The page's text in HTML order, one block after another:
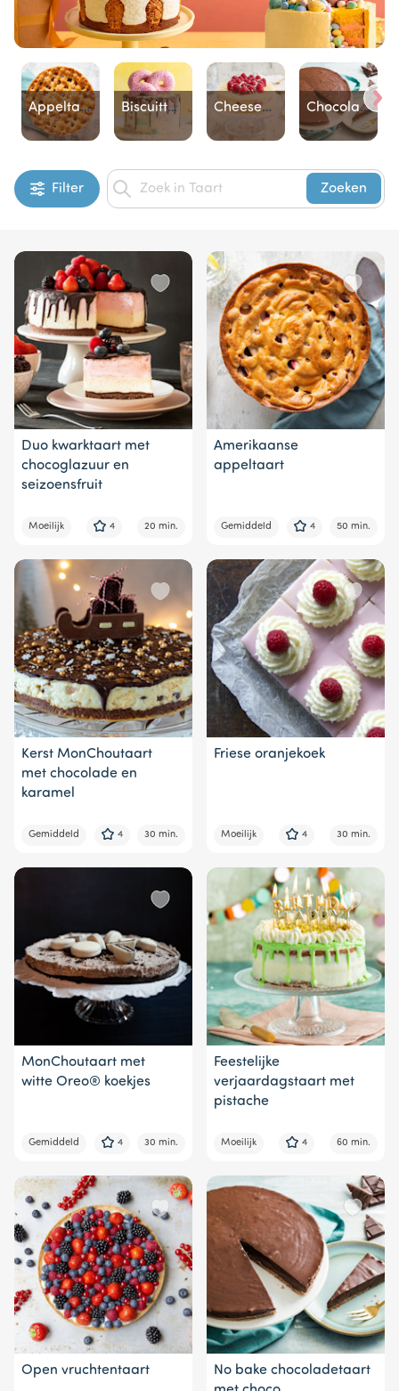
Appeltaart Biscuittaart Cheesecake Chocoladetaart
Item
1
Filter Zoeken
Duo kwarktaart met
chocoglazuur en
seizoensfruit
Moeilijk 4 20 min.
Amerikaanse
appeltaart
Gemiddeld 4 50 min.
Kerst MonChoutaart
met chocolade en
karamel
Gemiddeld 4 30 min.
Friese oranjekoek
Moeilijk 4 30 min.
MonChoutaart met
witte Oreo® koekjes
Gemiddeld 4 30 min.
Feestelijke
verjaardagstaart met
pistache
Moeilijk 4 60 min.
Open vruchtentaart
No bake chocoladetaart